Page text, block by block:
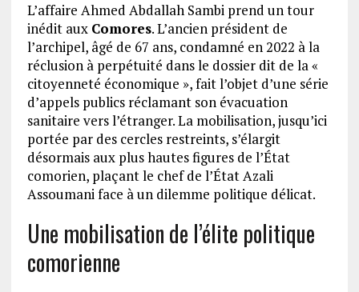
L’affaire Ahmed Abdallah Sambi prend un tour
inédit aux Comores. L’ancien président de
l’archipel, âgé de 67 ans, condamné en 2022 à la
réclusion à perpétuité dans le dossier dit de la «
citoyenneté économique », fait l’objet d’une série
d’appels publics réclamant son évacuation
sanitaire vers l’étranger. La mobilisation, jusqu’ici
portée par des cercles restreints, s’élargit
désormais aux plus hautes figures de l’État
comorien, plaçant le chef de l’État Azali
Assoumani face à un dilemme politique délicat.
Une mobilisation de l’élite politique
comorienne